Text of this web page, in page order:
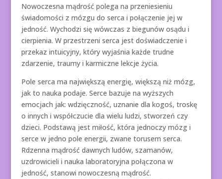
Nowoczesna mądrość polega na przeniesieniu
świadomości z mózgu do serca i połączenie jej w
jedność. Wychodzi się wówczas z biegunów osądu i
cierpienia. W przestrzeni serca jest doświadczenie i
przekaz intuicyjny, który wyjaśnia każde trudne
zdarzenie, traumy i karmiczne lekcje życia.
Pole serca ma największą energię, większą niż mózg,
jak to nauka podaje. Serce bazuje na wyższych
emocjach jak: wdzięczność, uznanie dla kogoś, troskę
o innych i współczucie dla wielu ludzi, stworzeń czy
dzieci. Podstawą jest miłość, która jednoczy mózg i
serce w jedno pole energii, zwane torusem serca.
Rdzenna mądrość dawnych ludów, szamanów,
uzdrowicieli i nauka laboratoryjna połączona w
jedność, stanowi nowoczesną mądrość.